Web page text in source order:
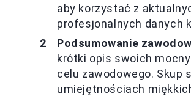
aby korzystać z
profesjonalnych danych
Podsumowanie
krótki opis swoich
celu zawodowego. Skup
umiejętnościach